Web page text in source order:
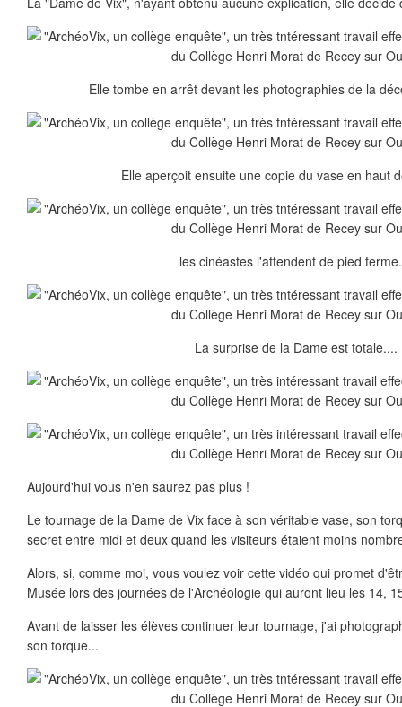
Elle tombe en arrêt devant les photographies de la
Elle aperçoit ensuite une copie du vase en haut
les cinéastes l'attendent de pied
La surprise de la Dame est totale....
Aujourd'hui vous n'en saurez pas plus !
Le tournage de la Dame de Vix face à son véritable vase, son
secret entre midi et deux quand les visiteurs étaient moins
Alors, si, comme moi, vous voulez voir cette vidéo qui promet
Musée lors des journées de l'Archéologie qui auront lieu les 14,
Avant de laisser les élèves continuer leur tournage, j'ai
son torque...